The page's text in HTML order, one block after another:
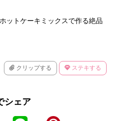
ットケーキミックスで作る絶品
クリップする ステキする
シェア